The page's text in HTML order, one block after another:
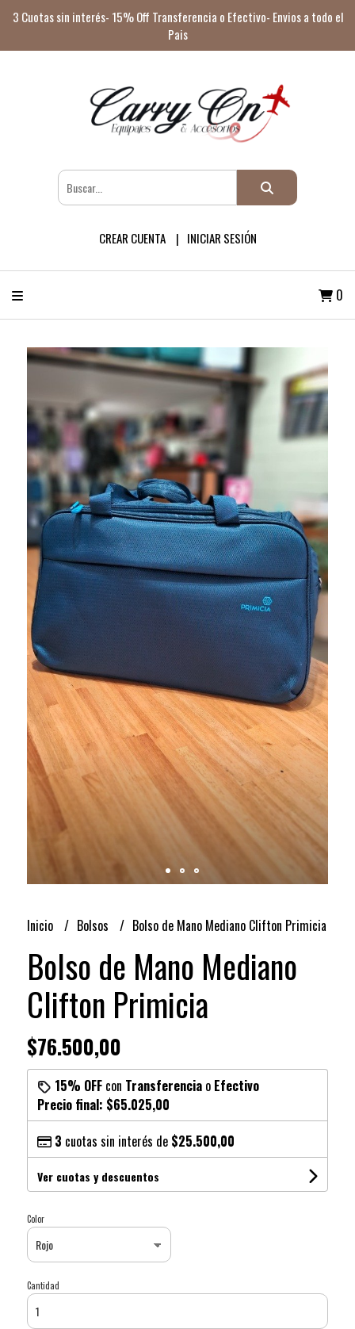
3 Cuotas sin interés- 15% Off Transferencia o Efectivo- Envios a todo el
Pais
CREAR CUENTA INICIAR SESIÓN
0
Inicio Bolsos Bolso de Mano Mediano Clifton Primicia
Bolso de Mano Mediano
Clifton Primicia
$76.500,00
15% OFFcon Transferenciao Efectivo
Precio final: $65.025,00
3 cuotas sin interés de $25.500,00
Ver cuotas y descuentos
Color
Cantidad